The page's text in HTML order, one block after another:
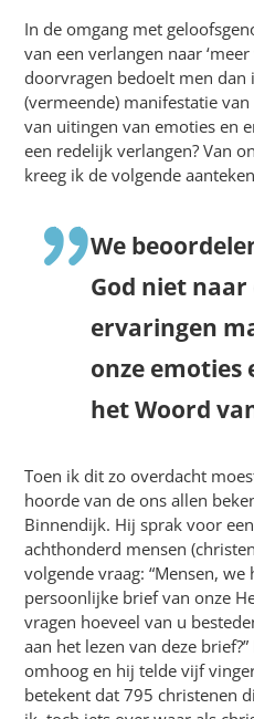
In de omgang met
van een verlangen naar
doorvragen bedoelt men dan
(vermeende) manifestatie
van uitingen van emoties en
een redelijk verlangen? Van
kreeg ik de volgende
We
God niet naar
ervaringen
onze emoties
het Woord
Toen ik dit zo overdacht
hoorde van de ons allen
Binnendijk. Hij sprak voor
achthonderd mensen
volgende vraag: “Mensen,
persoonlijke brief van onze
vragen hoeveel van u
aan het lezen van deze
omhoog en hij telde vijf
betekent dat 795 christenen